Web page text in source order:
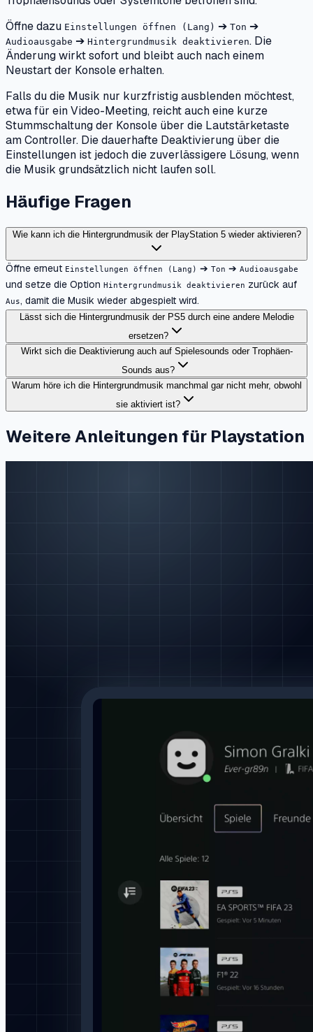
Öffne dazu Einstellungen öffnen (Lang) ➔ Ton ➔
Audioausgabe ➔ Hintergrundmusik deaktivieren. Die
Änderung wirkt sofort und bleibt auch nach einem
Neustart der Konsole erhalten.
Falls du die Musik nur kurzfristig ausblenden möchtest,
etwa für ein Video-Meeting, reicht auch eine kurze
Stummschaltung der Konsole über die Lautstärketaste
am Controller. Die dauerhafte Deaktivierung über die
Einstellungen ist jedoch die zuverlässigere Lösung, wenn
die Musik grundsätzlich nicht laufen soll.
Häufige Fragen
Wie kann ich die Hintergrundmusik der PlayStation 5 wieder aktivieren?
Öffne erneut Einstellungen öffnen (Lang) ➔ Ton ➔ Audioausgabe
und setze die Option Hintergrundmusik deaktivieren zurück auf
Aus, damit die Musik wieder abgespielt wird.
Lässt sich die Hintergrundmusik der PS5 durch eine andere Melodie
ersetzen?
Wirkt sich die Deaktivierung auch auf Spielesounds oder Trophäen-
Sounds aus?
Warum höre ich die Hintergrundmusik manchmal gar nicht mehr, obwohl
sie aktiviert ist?
Weitere Anleitungen für Playstation